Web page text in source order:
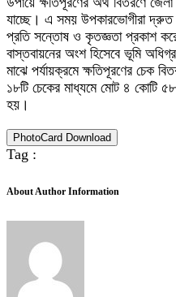
যাচ্ছে। এ সময় উপকারভোগীরা দ্রুত
প্রতি সন্তোষ ও কৃতজ্ঞতা প্রকাশ
বাস্তবায়নের অংশ হিসেবে ভূমি
মাঝে পর্যায়ক্রমে ক্ষতিপূরণের চেক
১৮টি চেকের মাধ্যমে মোট ৪ কোটি
হয়।
PhotoCard Download
Tag :
About Author Information